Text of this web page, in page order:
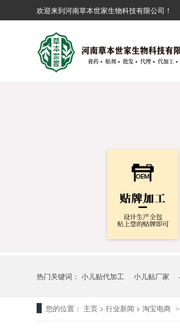
欢迎来到河南草本世家生物科技有限公司！
热门关键词： 小儿贴代加工 小儿贴厂家
您的位置： 主页 > 行业新闻 > 淘宝电商 >